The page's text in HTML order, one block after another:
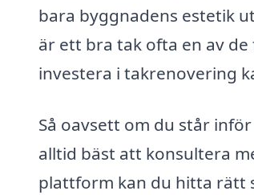
bara byggnadens estetik
är ett bra tak ofta en av
investera i takrenovering
Så oavsett om du står
alltid bäst att konsultera
plattform kan du hitta rätt